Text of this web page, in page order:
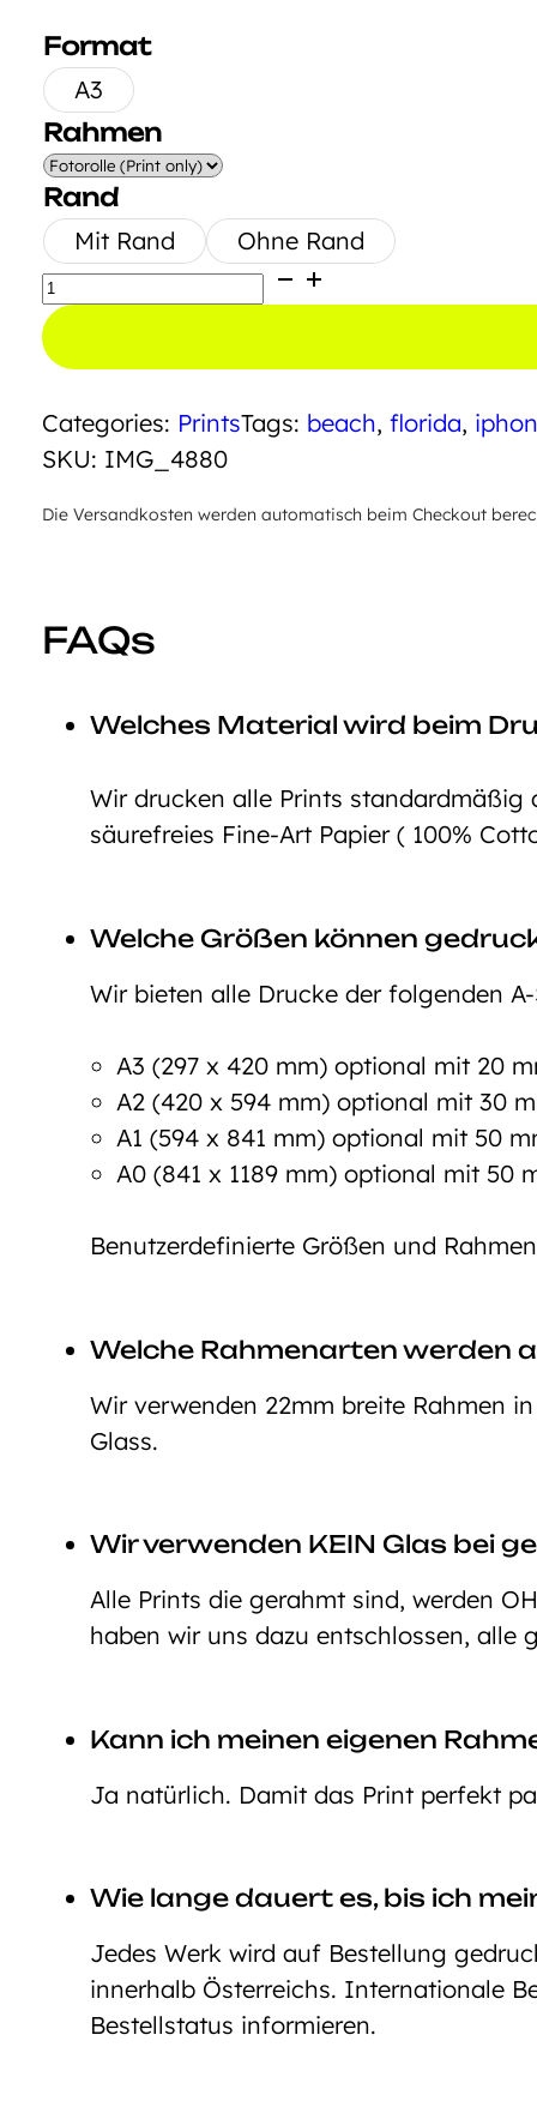
Format
A3
Rahmen
Rand
Mit Rand
Ohne Rand
Reading
Girl
Menge
Categories: PrintsTags: beach, florida,
SKU: IMG_4880
Die Versandkosten werden automatisch beim Checkout
FAQs
Welches Material wird beim
Wir drucken alle Prints standardmäßig
säurefreies Fine-Art Papier ( 100%
Welche Größen können
Wir bieten alle Drucke der folgenden
A3 (297 x 420 mm) optional mit 20
A2 (420 x 594 mm) optional mit 30
A1 (594 x 841 mm) optional mit 50
A0 (841 x 1189 mm) optional mit 50
Benutzerdefinierte Größen und
Welche Rahmenarten werden
Wir verwenden 22mm breite Rahmen
Glass.
Wir verwenden KEIN Glas bei
Alle Prints die gerahmt sind, werden
haben wir uns dazu entschlossen, alle
Kann ich meinen eigenen
Ja natürlich. Damit das Print perfekt
Wie lange dauert es, bis ich
Jedes Werk wird auf Bestellung
innerhalb Österreichs. Internationale
Bestellstatus informieren.